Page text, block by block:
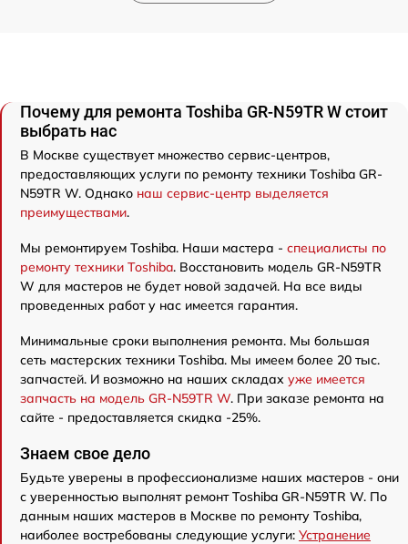
Почему для ремонта Toshiba GR-N59TR W стоит
выбрать нас
В Москве существует множество сервис-центров,
предоставляющих услуги по ремонту техники Toshiba GR-
N59TR W. Однако наш сервис-центр выделяется
преимуществами.
Мы ремонтируем Toshiba. Наши мастера - специалисты по
ремонту техники Toshiba. Восстановить модель GR-N59TR
W для мастеров не будет новой задачей. На все виды
проведенных работ у нас имеется гарантия.
Минимальные сроки выполнения ремонта. Мы большая
сеть мастерских техники Toshiba. Мы имеем более 20 тыс.
запчастей. И возможно на наших складах уже имеется
запчасть на модель GR-N59TR W. При заказе ремонта на
сайте - предоставляется скидка -25%.
Знаем свое дело
Будьте уверены в профессионализме наших мастеров - они
с уверенностью выполнят ремонт Toshiba GR-N59TR W. По
данным наших мастеров в Москве по ремонту Toshiba,
наиболее востребованы следующие услуги: Устранение